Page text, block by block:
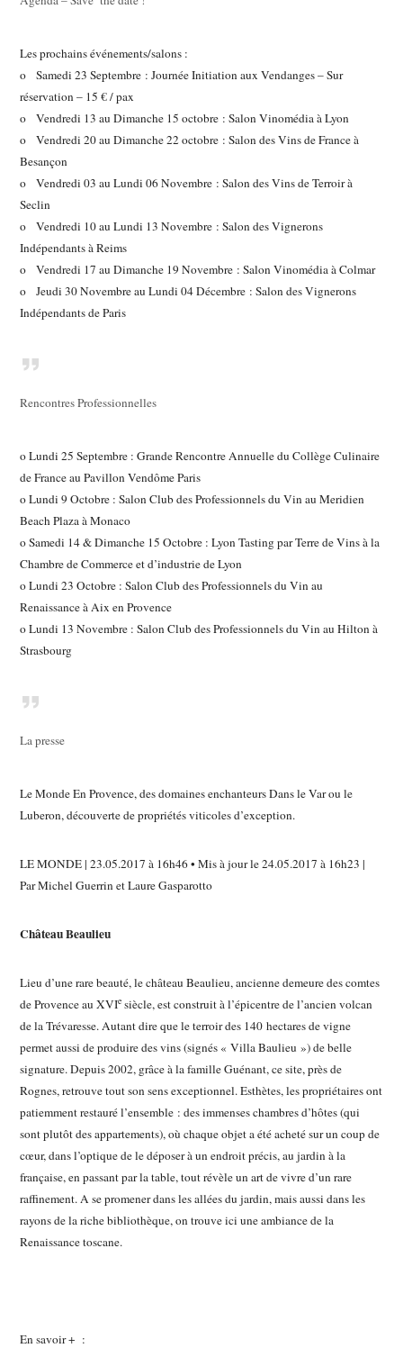
Les prochains événements/salons :
o Samedi 23 Septembre : Journée Initiation aux Vendanges – Sur
réservation – 15 € / pax
o Vendredi 13 au Dimanche 15 octobre : Salon Vinomédia à Lyon
o Vendredi 20 au Dimanche 22 octobre : Salon des Vins de France à
Besançon
o Vendredi 03 au Lundi 06 Novembre : Salon des Vins de Terroir à
Seclin
o Vendredi 10 au Lundi 13 Novembre : Salon des Vignerons
Indépendants à Reims
o Vendredi 17 au Dimanche 19 Novembre : Salon Vinomédia à Colmar
o Jeudi 30 Novembre au Lundi 04 Décembre : Salon des Vignerons
Indépendants de Paris
Rencontres Professionnelles
o Lundi 25 Septembre : Grande Rencontre Annuelle du Collège Culinaire
de France au Pavillon Vendôme Paris
o Lundi 9 Octobre : Salon Club des Professionnels du Vin au Meridien
Beach Plaza à Monaco
o Samedi 14 & Dimanche 15 Octobre : Lyon Tasting par Terre de Vins à la
Chambre de Commerce et d’industrie de Lyon
o Lundi 23 Octobre : Salon Club des Professionnels du Vin au
Renaissance à Aix en Provence
o Lundi 13 Novembre : Salon Club des Professionnels du Vin au Hilton à
Strasbourg
La presse
Le Monde En Provence, des domaines enchanteurs Dans le Var ou le
Luberon, découverte de propriétés viticoles d’exception.
LE MONDE|23.05.2017 à 16h46• Mis à jour le24.05.2017 à 16h23 |
ParMichel Guerrin et Laure Gasparotto
Château Beaulieu
Lieu d’une rare beauté, le château Beaulieu, ancienne demeure des comtes
de Provence au XVIe siècle, est construit à l’épicentre de l’ancien volcan
de la Trévaresse. Autant dire que le terroir des 140 hectares de vigne
permet aussi de produire des vins (signés « Villa Baulieu ») de belle
signature. Depuis 2002, grâce à la ­famille Guénant, ce site, près de
Rognes, retrouve tout son sens exceptionnel. Esthètes, les propriétaires ont
patiemment restauré l’ensemble : des immenses chambres d’hôtes (qui
sont plutôt des ­appartements), où chaque objet a été acheté sur un coup de
cœur, dans l’optique de le déposer à un endroit précis, au jardin à la
française, en passant par la table, tout révèle un art de vivre d’un rare
raffinement. A se promener dans les allées du jardin, mais aussi dans les
rayons de la riche bibliothèque, on trouve ici une ambiance de la
Renaissance toscane.
En savoir + :